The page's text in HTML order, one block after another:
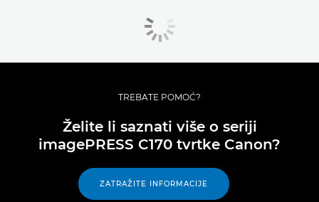
TREBATE POMOĆ?
Želite li saznati više o seriji
imagePRESS C170 tvrtke Canon?
ZATRAŽITE INFORMACIJE